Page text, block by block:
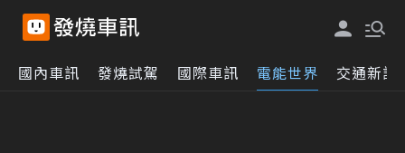
國內車訊 發燒試駕 國際車訊 電能世界 交通新訊